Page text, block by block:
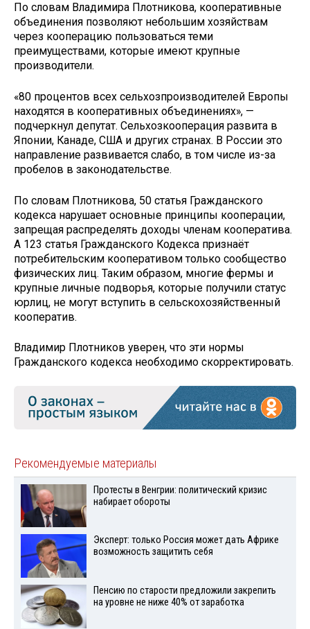
По словам Владимира Плотникова, кооперативные
объединения позволяют небольшим хозяйствам
через кооперацию пользоваться теми
преимуществами, которые имеют крупные
производители.
«80 процентов всех сельхозпроизводителей Европы
находятся в кооперативных объединениях», —
подчеркнул депутат. Сельхозкооперация развита в
Японии, Канаде, США и других странах. В России это
направление развивается слабо, в том числе из-за
пробелов в законодательстве.
По словам Плотникова, 50 статья Гражданского
кодекса нарушает основные принципы кооперации,
запрещая распределять доходы членам кооператива.
А 123 статья Гражданского Кодекса признаёт
потребительским кооперативом только сообщество
физических лиц. Таким образом, многие фермы и
крупные личные подворья, которые получили статус
юрлиц, не могут вступить в сельскохозяйственный
кооператив.
Владимир Плотников уверен, что эти нормы
Гражданского кодекса необходимо скорректировать.
Рекомендуемые материалы
Протесты в Венгрии: политический кризис
набирает обороты
Эксперт: только Россия может дать Африке
возможность защитить себя
Пенсию по старости предложили закрепить
на уровне не ниже 40% от заработка